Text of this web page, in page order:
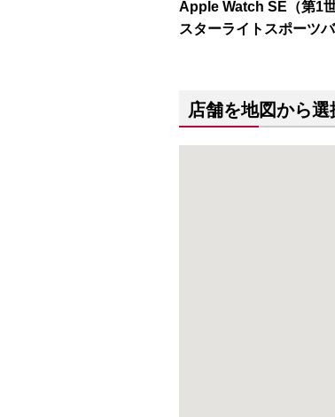
Apple Watch SE（第1
スターライトスポーツ
店舗を地図から選